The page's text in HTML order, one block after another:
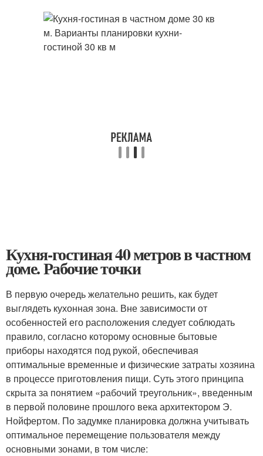
Кухня-гостиная 40 метров в частном
доме. Рабочие точки
В первую очередь желательно решить, как будет
выглядеть кухонная зона. Вне зависимости от
особенностей его расположения следует соблюдать
правило, согласно которому основные бытовые
приборы находятся под рукой, обеспечивая
оптимальные временные и физические затраты хозяина
в процессе приготовления пищи. Суть этого принципа
скрыта за понятием «рабочий треугольник», введенным
в первой половине прошлого века архитектором Э.
Нойфертом. По задумке планировка должна учитывать
оптимальное перемещение пользователя между
основными зонами, в том числе: